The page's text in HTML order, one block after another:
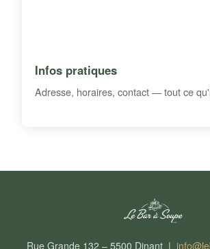
Infos pratiques
Adresse, horaires, contact — tout ce
Rue Grande 132 – 5500 Dinant |